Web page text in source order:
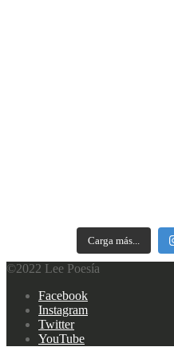
Carga más...
©2022 Lee Poesía
Footer
navigation
Facebook
Instagram
Twitter
YouTube